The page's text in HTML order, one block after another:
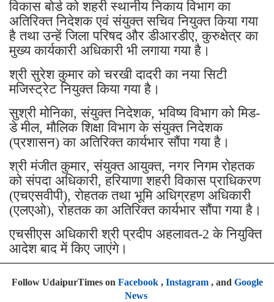
विकास बोर्ड को शहरी स्थानीय निकाय विभाग का
अतिरिक्त निदेशक एवं संयुक्त सचिव नियुक्त किया गया
है तथा उन्हें जिला परिषद और डीआरडीए, कुरुक्षेत्र का
मुख्य कार्यकारी अधिकारी भी लगाया गया है।
श्री सुरेश कुमार को चरखी दादरी का नया सिटी
मजिस्ट्रेट नियुक्त किया गया है।
सुश्री मोनिका, संयुक्त निदेशक, भविष्य विभाग को मिड-
डे मील, मौलिक शिक्षा विभाग के संयुक्त निदेशक
(प्रशासन) का अतिरिक्त कार्यभार सौंपा गया है।
श्री मंजीत कुमार, संयुक्त आयुक्त, नगर निगम रोहतक
को संपदा अधिकारी, हरियाणा शहरी विकास प्राधिकरण
(एचएसवीपी), रोहतक तथा भूमि अधिग्रहण अधिकारी
(एलएओ), रोहतक का अतिरिक्त कार्यभार सौंपा गया है।
एचसीएस अधिकारी श्री प्रदीप अहलावत-2 के नियुक्ति
आदेश बाद में किए जाएंगे।
Follow UdaipurTimes on Facebook, Instagram, and Google
News